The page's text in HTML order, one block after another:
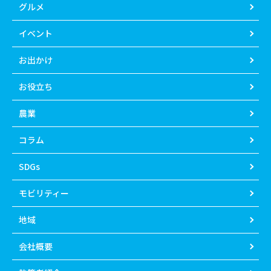
グルメ
イベント
お出かけ
お役立ち
農業
コラム
SDGs
モビリティー
地域
会社概要